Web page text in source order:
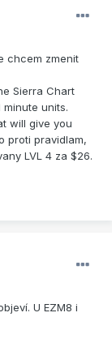
chcem zmenit
Sierra Chart
units.
will give you
proti pravidlam,
LVL 4 za $26.
U EZM8 i